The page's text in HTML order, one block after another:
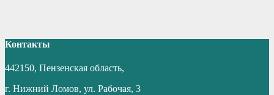
Контакты
442150, Пензенская область,
г. Нижний Ломов, ул. Рабочая, 3